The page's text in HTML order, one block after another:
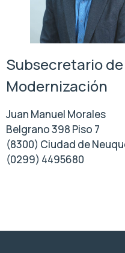
Subsecretario
Modernización
Juan Manuel Morales
Belgrano 398 Piso 7
(8300) Ciudad de
(0299) 4495680